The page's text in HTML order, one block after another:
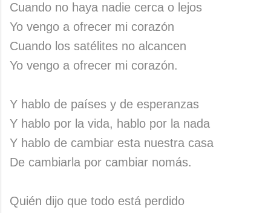
Cuando no haya nadie cerca o lejos
Yo vengo a ofrecer mi corazón
Cuando los satélites no alcancen
Yo vengo a ofrecer mi corazón.
Y hablo de países y de esperanzas
Y hablo por la vida, hablo por la nada
Y hablo de cambiar esta nuestra casa
De cambiarla por cambiar nomás.
Quién dijo que todo está perdido